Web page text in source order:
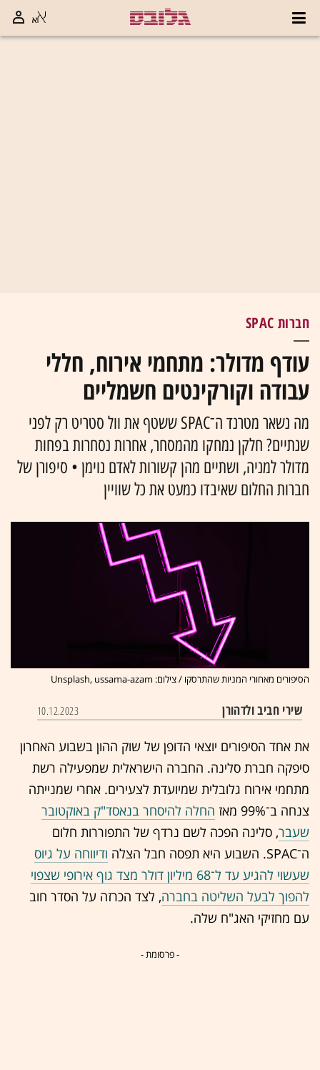
חברות SPAC
עודף מדולר: מתחמי אירוח, חללי
עבודה וקורקינטים חשמליים
מה נשאר מטרנד ה־SPAC ששטף את וול סטריט רק לפני
שנתיים? חלקן נמחקו מהמסחר, אחרות נסחרות בפחות
מדולר למניה, ושתיים מהן קשורות לאדם נוימן • סיפורן של
חברות החלום שאיבדו כמעט את כל שוויין
הסיפורים מאחורי המניות שהתרסקו / צילום: Unsplash, ussama-azam
שירי חביב ולדהורן 10.12.2023
את אחד הסיפורים יוצאי הדופן של שוק ההון בשבוע האחרון
סיפקה חברת סלינה. החברה הישראלית שמפעילה רשת
מתחמי אירוח גלובלית שמיועדת לצעירים. אחרי שמנייתה
צנחה ב־99% מאז
החלה להיסחר בנאסד"ק באוקטובר
שעבר, סלינה הפכה לשם נרדף של התפוררות חלום
ה־SPAC. השבוע היא תפסה חבל הצלה
ודיווחה על גיוס
שעשוי להגיע עד ל־68 מיליון דולר מצד גוף אירופי שצפוי
להפוך לבעל השליטה בחברה, לצד הכרזה על הסדר חוב
עם מחזיקי האג"ח שלה.
- פרסומת -